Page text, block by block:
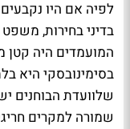
לפיה אם היו
בדיני בחירות,
המועמדים היה קטן
בסימינובסקי היא
שלוועדת הבוחנים
שמורה למקרים